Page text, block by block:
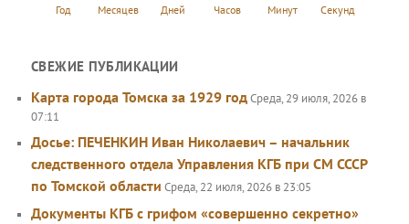
Год Месяцев Дней Часов Минут Секунд
СВЕЖИЕ ПУБЛИКАЦИИ
Карта города Томска за 1929 годСреда, 29 июля, 2026 в
07:11
Досье: ПЕЧЕНКИН Иван Николаевич – начальник
следственного отдела Управления КГБ при СМ СССР
по Томской области Среда, 22 июля, 2026 в 23:05
Документы КГБ с грифом «совершенно секретно»